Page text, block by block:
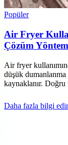
Popüler
Air Fryer
Çözüm
Air fryer
düşük
kaynaklanır.
Daha fazla bilgi